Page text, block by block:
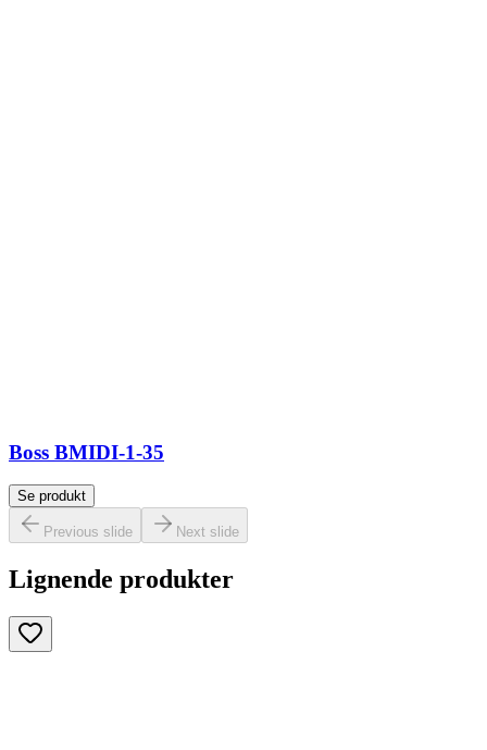
Boss BMIDI-1-35
Se produkt
Previous slide Next slide
Lignende produkter